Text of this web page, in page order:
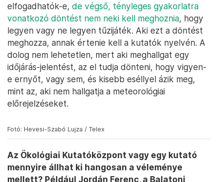
elfogadhatók-e, de végső, tényleges gyakorlatra
vonatkozó döntést nem neki kell meghoznia, hogy
legyen vagy ne legyen tűzijáték. Aki ezt a döntést
meghozza, annak értenie kell a kutatók nyelvén. A
dolog nem lehetetlen, mert aki meghallgat egy
időjárás-jelentést, az el tudja dönteni, hogy vigyen-
e ernyőt, vagy sem, és kisebb eséllyel ázik meg,
mint az, aki nem hallgatja a meteorológiai
előrejelzéseket.